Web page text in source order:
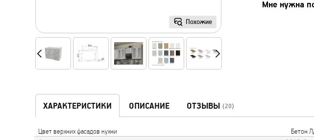
Похожие
Мне нужна
ХАРАКТЕРИСТИКИ ОПИСАНИЕ ОТЗЫВЫ (20)
Цвет верхних фасадов кухни Бетон